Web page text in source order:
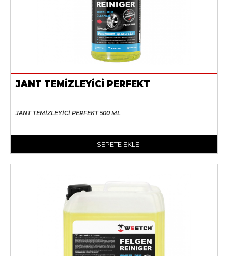
JANT TEMİZLEYİCİ PERFEKT
JANT TEMİZLEYİCİ PERFEKT 500 ML
SEPETE EKLE